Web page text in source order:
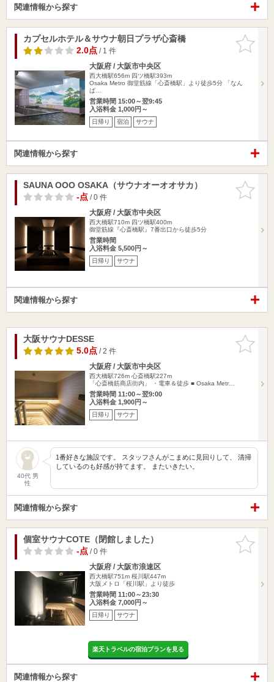
関連情報から探す
お気に入
りに追加
カプセルホテル＆サウナ朝日プラザ心斎橋
2.0点/ 1 件
大阪府 / 大阪市中央区
西大橋駅656m 四ツ橋駅393m
Osaka Metro 御堂筋線「心斎橋駅」より徒歩5分 「なん
ば…
営業時間 15:00～翌9:45
入浴料金 1,000円～
日帰り 宿泊 サウナ
関連情報から探す
お気に入
りに追加
SAUNA OOO OSAKA（サウナオーオオサカ）
-点/ 0 件
大阪府 / 大阪市中央区
西大橋駅710m 四ツ橋駅400m
御堂筋線『心斎橋駅』7番出口から徒歩5分
営業時間
入浴料金 5,500円～
日帰り サウナ
関連情報から探す
お気に入
りに追加
大阪サウナDESSE
5.0点/ 2 件
大阪府 / 大阪市中央区
西大橋駅726m 心斎橋駅227m
「心斎橋筋商店街内」 ・電車＆徒歩 ■ Osaka Metr…
営業時間 11:00～翌9:00
入浴料金 1,900円～
日帰り サウナ
40代 男
性
1番好きな施設です。 スタッフさんがこまめに見回りして、 清掃
しているのも好感が持てます。 またいきたい。
関連情報から探す
お気に入
りに追加
個室サウナCOTE（閉館しました）
-点/ 0 件
大阪府 / 大阪市浪速区
西大橋駅751m 桜川駅447m
大阪メトロ「桜川駅」より徒歩
営業時間 11:00～23:30
入浴料金 7,000円～
日帰り サウナ
楽天トラベルの宿泊プランを見る
関連情報から探す